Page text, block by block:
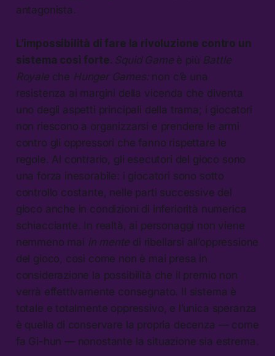
antagonista.
L’impossibilità di fare la rivoluzione contro un
sistema così forte. Squid Game è più Battle
Royaleche Hunger Games: non c’è una
resistenza ai margini della vicenda che diventa
uno degli aspetti principali della trama; i giocatori
non riescono a organizzarsi e prendere le armi
contro gli oppressori che fanno rispettare le
regole. Al contrario, gli esecutori del gioco sono
una forza inesorabile: i giocatori sono sotto
controllo costante, nelle parti successive del
gioco anche in condizioni di inferiorità numerica
schiacciante. In realtà, ai personaggi non viene
nemmeno mai in mente di ribellarsi all’oppressione
del gioco, così come non è mai presa in
considerazione la possibilità che il premio non
verrà effettivamente consegnato. Il sistema è
totale e totalmente oppressivo, e l’unica speranza
è quella di conservare la propria decenza — come
fa Gi-hun — nonostante la situazione sia estrema.